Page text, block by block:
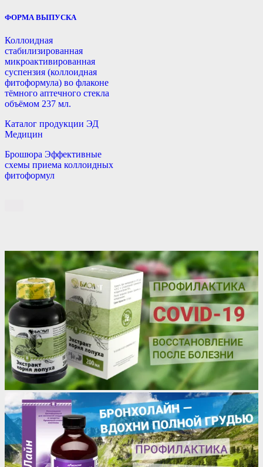
ФОРМА ВЫПУСКА
Коллоидная
стабилизированная
микроактивированная
суспензия (коллоидная
фитоформула) во флаконе
тёмного аптечного стекла
объёмом 237 мл.
Каталог продукции ЭД
Медицин
Брошюра Эффективные
схемы приема коллоидных
фитоформул